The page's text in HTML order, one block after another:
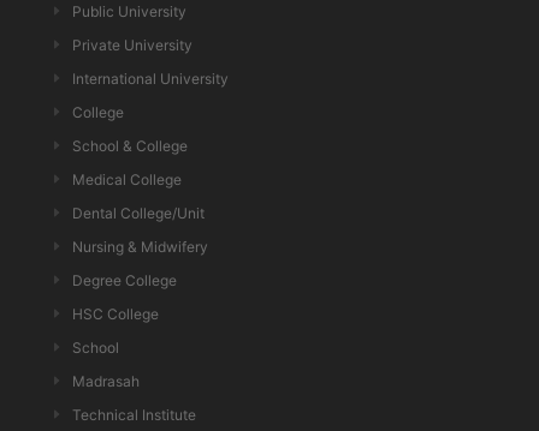
Public University
Private University
International University
College
School & College
Medical College
Dental College/Unit
Nursing & Midwifery
Degree College
HSC College
School
Madrasah
Technical Institute